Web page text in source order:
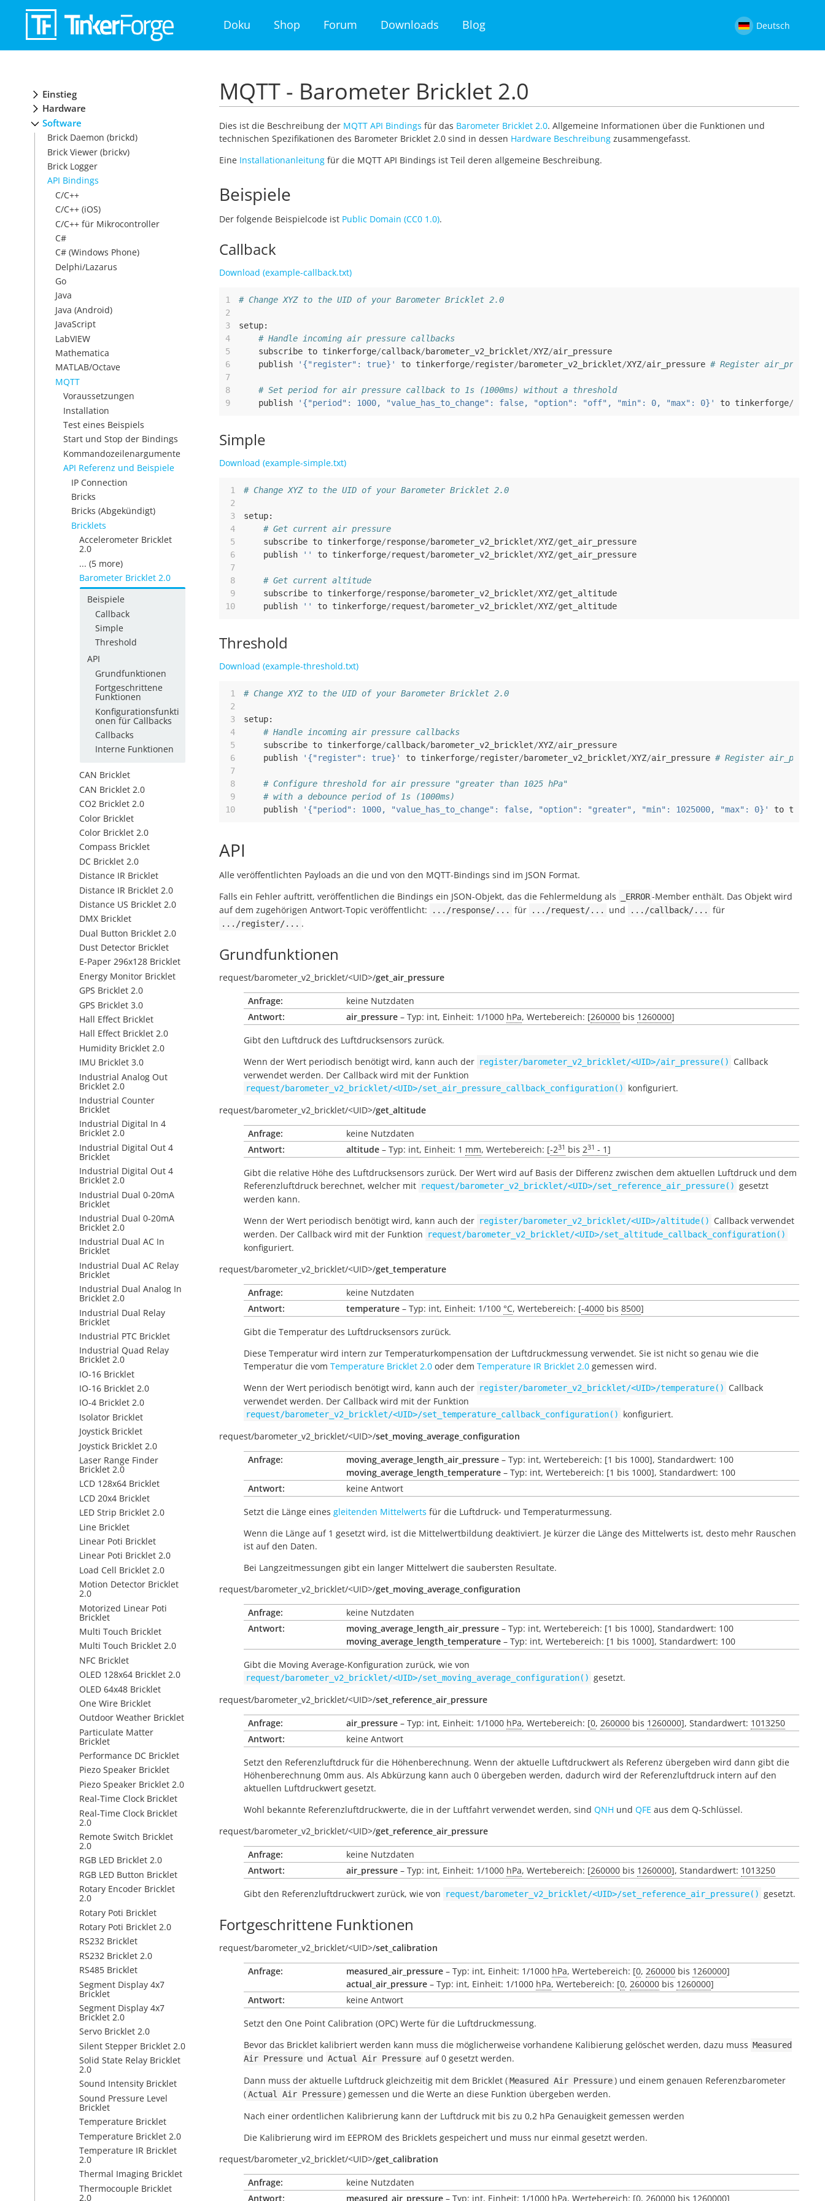
Doku Shop Forum Downloads Blog Deutsch
Einstieg
Hardware
Software
Brick Daemon (brickd)
Brick Viewer (brickv)
Brick Logger
API Bindings
C/C++
C/C++ (iOS)
C/C++ für Mikrocontroller
C#
C# (Windows Phone)
Delphi/Lazarus
Go
Java
Java (Android)
JavaScript
LabVIEW
Mathematica
MATLAB/Octave
MQTT
Voraussetzungen
Installation
Test eines Beispiels
Start und Stop der Bindings
Kommandozeilenargumente
API Referenz und Beispiele
IP Connection
Bricks
Bricks (Abgekündigt)
Bricklets
Accelerometer Bricklet
2.0
... (5 more)
Barometer Bricklet 2.0
Beispiele
Callback
Simple
Threshold
API
Grundfunktionen
Fortgeschrittene
Funktionen
Konfigurationsfunkti
onen für Callbacks
Callbacks
Interne Funktionen
CAN Bricklet
CAN Bricklet 2.0
CO2 Bricklet 2.0
Color Bricklet
Color Bricklet 2.0
Compass Bricklet
DC Bricklet 2.0
Distance IR Bricklet
Distance IR Bricklet 2.0
Distance US Bricklet 2.0
DMX Bricklet
Dual Button Bricklet 2.0
Dust Detector Bricklet
E-Paper 296x128 Bricklet
Energy Monitor Bricklet
GPS Bricklet 2.0
GPS Bricklet 3.0
Hall Effect Bricklet
Hall Effect Bricklet 2.0
Humidity Bricklet 2.0
IMU Bricklet 3.0
Industrial Analog Out
Bricklet 2.0
Industrial Counter
Bricklet
Industrial Digital In 4
Bricklet 2.0
Industrial Digital Out 4
Bricklet
Industrial Digital Out 4
Bricklet 2.0
Industrial Dual 0-20mA
Bricklet
Industrial Dual 0-20mA
Bricklet 2.0
Industrial Dual AC In
Bricklet
Industrial Dual AC Relay
Bricklet
Industrial Dual Analog In
Bricklet 2.0
Industrial Dual Relay
Bricklet
Industrial PTC Bricklet
Industrial Quad Relay
Bricklet 2.0
IO-16 Bricklet
IO-16 Bricklet 2.0
IO-4 Bricklet 2.0
Isolator Bricklet
Joystick Bricklet
Joystick Bricklet 2.0
Laser Range Finder
Bricklet 2.0
LCD 128x64 Bricklet
LCD 20x4 Bricklet
LED Strip Bricklet 2.0
Line Bricklet
Linear Poti Bricklet
Linear Poti Bricklet 2.0
Load Cell Bricklet 2.0
Motion Detector Bricklet
2.0
Motorized Linear Poti
Bricklet
Multi Touch Bricklet
Multi Touch Bricklet 2.0
NFC Bricklet
OLED 128x64 Bricklet 2.0
OLED 64x48 Bricklet
One Wire Bricklet
Outdoor Weather Bricklet
Particulate Matter
Bricklet
Performance DC Bricklet
Piezo Speaker Bricklet
Piezo Speaker Bricklet 2.0
Real-Time Clock Bricklet
Real-Time Clock Bricklet
2.0
Remote Switch Bricklet
2.0
RGB LED Bricklet 2.0
RGB LED Button Bricklet
Rotary Encoder Bricklet
2.0
Rotary Poti Bricklet
Rotary Poti Bricklet 2.0
RS232 Bricklet
RS232 Bricklet 2.0
RS485 Bricklet
Segment Display 4x7
Bricklet
Segment Display 4x7
Bricklet 2.0
Servo Bricklet 2.0
Silent Stepper Bricklet 2.0
Solid State Relay Bricklet
2.0
Sound Intensity Bricklet
Sound Pressure Level
Bricklet
Temperature Bricklet
Temperature Bricklet 2.0
Temperature IR Bricklet
2.0
Thermal Imaging Bricklet
Thermocouple Bricklet
2.0
MQTT - Barometer Bricklet 2.0
Dies ist die Beschreibung der MQTT API Bindings für das Barometer Bricklet 2.0. Allgemeine Informationen über die Funktionen und
technischen Spezifikationen des Barometer Bricklet 2.0 sind in dessen Hardware Beschreibung zusammengefasst.
Eine Installationanleitung für die MQTT API Bindings ist Teil deren allgemeine Beschreibung.
Beispiele
Der folgende Beispielcode ist Public Domain (CC0 1.0).
Callback
Download (example-callback.txt)
1
# Change XYZ to the UID of your Barometer Bricklet 2.0
2
3
setup:
4
# Handle incoming air pressure callbacks
5
subscribe to tinkerforge/callback/barometer_v2_bricklet/XYZ/air_pressure
6
publish '{"register": true}' to tinkerforge/register/barometer_v2_bricklet/XYZ/air_pressure # Register
7
8
# Set period for air pressure callback to 1s (1000ms) without a threshold
9
publish '{"period": 1000, "value_has_to_change": false, "option": "off", "min": 0, "max": 0}' to tinkerforge/
Simple
Download (example-simple.txt)
1
# Change XYZ to the UID of your Barometer Bricklet 2.0
2
3
setup:
4
# Get current air pressure
5
subscribe to tinkerforge/response/barometer_v2_bricklet/XYZ/get_air_pressure
6
publish '' to tinkerforge/request/barometer_v2_bricklet/XYZ/get_air_pressure
7
8
# Get current altitude
9
subscribe to tinkerforge/response/barometer_v2_bricklet/XYZ/get_altitude
10
publish '' to tinkerforge/request/barometer_v2_bricklet/XYZ/get_altitude
Threshold
Download (example-threshold.txt)
1
# Change XYZ to the UID of your Barometer Bricklet 2.0
2
3
setup:
4
# Handle incoming air pressure callbacks
5
subscribe to tinkerforge/callback/barometer_v2_bricklet/XYZ/air_pressure
6
publish '{"register": true}' to tinkerforge/register/barometer_v2_bricklet/XYZ/air_pressure # Register
7
8
# Configure threshold for air pressure "greater than 1025 hPa"
9
# with a debounce period of 1s (1000ms)
10
publish '{"period": 1000, "value_has_to_change": false, "option": "greater", "min": 1025000, "max": 0}' to
API
Alle veröffentlichten Payloads an die und von den MQTT-Bindings sind im JSON Format.
Falls ein Fehler auftritt, veröffentlichen die Bindings ein JSON-Objekt, das die Fehlermeldung als
_ERROR-Member enthält. Das Objekt wird
auf dem zugehörigen Antwort-Topic veröffentlicht:
.../response/... für .../request/... und .../callback/... für
.../register/... .
Grundfunktionen
request/barometer_v2_bricklet/<UID>/get_air_pressure
Anfrage:
keine Nutzdaten
Antwort:
air_pressure – Typ: int, Einheit: 1/1000 hPa, Wertebereich: [260000 bis 1260000]
Gibt den Luftdruck des Luftdrucksensors zurück.
Wenn der Wert periodisch benötigt wird, kann auch der register/barometer_v2_bricklet/<UID>/air_pressure()
Callback
verwendet werden. Der Callback wird mit der Funktion
request/barometer_v2_bricklet/<UID>/set_air_pressure_callback_configuration()
konfiguriert.
request/barometer_v2_bricklet/<UID>/get_altitude
Anfrage:
keine Nutzdaten
Antwort:
altitude – Typ: int, Einheit: 1 mm, Wertebereich: [-231 bis 231 - 1]
Gibt die relative Höhe des Luftdrucksensors zurück. Der Wert wird auf Basis der Differenz zwischen dem aktuellen Luftdruck und dem
Referenzluftdruck berechnet, welcher mit request/barometer_v2_bricklet/<UID>/set_reference_air_pressure() gesetzt
werden kann.
Wenn der Wert periodisch benötigt wird, kann auch der register/barometer_v2_bricklet/<UID>/altitude()
Callback verwendet
werden. Der Callback wird mit der Funktion
request/barometer_v2_bricklet/<UID>/set_altitude_callback_configuration()
konfiguriert.
request/barometer_v2_bricklet/<UID>/get_temperature
Anfrage:
keine Nutzdaten
Antwort:
temperature – Typ: int, Einheit: 1/100 °C, Wertebereich: [-4000 bis 8500]
Gibt die Temperatur des Luftdrucksensors zurück.
Diese Temperatur wird intern zur Temperaturkompensation der Luftdruckmessung verwendet. Sie ist nicht so genau wie die
Temperatur die vom Temperature Bricklet 2.0 oder dem Temperature IR Bricklet 2.0 gemessen wird.
Wenn der Wert periodisch benötigt wird, kann auch der register/barometer_v2_bricklet/<UID>/temperature()
Callback
verwendet werden. Der Callback wird mit der Funktion
request/barometer_v2_bricklet/<UID>/set_temperature_callback_configuration()
konfiguriert.
request/barometer_v2_bricklet/<UID>/set_moving_average_configuration
Anfrage:
moving_average_length_air_pressure – Typ: int, Wertebereich: [1 bis 1000], Standardwert: 100
moving_average_length_temperature – Typ: int, Wertebereich: [1 bis 1000], Standardwert: 100
Antwort:
keine Antwort
Setzt die Länge eines gleitenden Mittelwerts für die Luftdruck- und Temperaturmessung.
Wenn die Länge auf 1 gesetzt wird, ist die Mittelwertbildung deaktiviert. Je kürzer die Länge des Mittelwerts ist, desto mehr Rauschen
ist auf den Daten.
Bei Langzeitmessungen gibt ein langer Mittelwert die saubersten Resultate.
request/barometer_v2_bricklet/<UID>/get_moving_average_configuration
Anfrage:
keine Nutzdaten
Antwort:
moving_average_length_air_pressure – Typ: int, Wertebereich: [1 bis 1000], Standardwert: 100
moving_average_length_temperature – Typ: int, Wertebereich: [1 bis 1000], Standardwert: 100
Gibt die Moving Average-Konfiguration zurück, wie von
request/barometer_v2_bricklet/<UID>/set_moving_average_configuration() gesetzt.
request/barometer_v2_bricklet/<UID>/set_reference_air_pressure
Anfrage:
air_pressure – Typ: int, Einheit: 1/1000 hPa, Wertebereich: [0, 260000 bis 1260000], Standardwert: 1013250
Antwort:
keine Antwort
Setzt den Referenzluftdruck für die Höhenberechnung. Wenn der aktuelle Luftdruckwert als Referenz übergeben wird dann gibt die
Höhenberechnung 0mm aus. Als Abkürzung kann auch 0 übergeben werden, dadurch wird der Referenzluftdruck intern auf den
aktuellen Luftdruckwert gesetzt.
Wohl bekannte Referenzluftdruckwerte, die in der Luftfahrt verwendet werden, sind QNH und QFE aus dem Q-Schlüssel.
request/barometer_v2_bricklet/<UID>/get_reference_air_pressure
Anfrage:
keine Nutzdaten
Antwort:
air_pressure – Typ: int, Einheit: 1/1000 hPa, Wertebereich: [260000 bis 1260000], Standardwert: 1013250
Gibt den Referenzluftdruckwert zurück, wie von
request/barometer_v2_bricklet/<UID>/set_reference_air_pressure() gesetzt.
Fortgeschrittene Funktionen
request/barometer_v2_bricklet/<UID>/set_calibration
Anfrage:
measured_air_pressure – Typ: int, Einheit: 1/1000 hPa, Wertebereich: [0, 260000 bis 1260000]
actual_air_pressure – Typ: int, Einheit: 1/1000 hPa, Wertebereich: [0, 260000 bis 1260000]
Antwort:
keine Antwort
Setzt den One Point Calibration (OPC) Werte für die Luftdruckmessung.
Bevor das Bricklet kalibriert werden kann muss die möglicherweise vorhandene Kalibierung gelöschet werden, dazu muss Measured
Air Pressure und Actual Air Pressure auf 0 gesetzt werden.
Dann muss der aktuelle Luftdruck gleichzeitig mit dem Bricklet (Measured Air Pressure) und einem genauen Referenzbarometer
(Actual Air Pressure) gemessen und die Werte an diese Funktion übergeben werden.
Nach einer ordentlichen Kalibrierung kann der Luftdruck mit bis zu 0,2 hPa Genauigkeit gemessen werden
Die Kalibrierung wird im EEPROM des Bricklets gespeichert und muss nur einmal gesetzt werden.
request/barometer_v2_bricklet/<UID>/get_calibration
Anfrage:
keine Nutzdaten
Antwort:
measured_air_pressure – Typ: int, Einheit: 1/1000 hPa, Wertebereich: [0, 260000 bis 1260000]